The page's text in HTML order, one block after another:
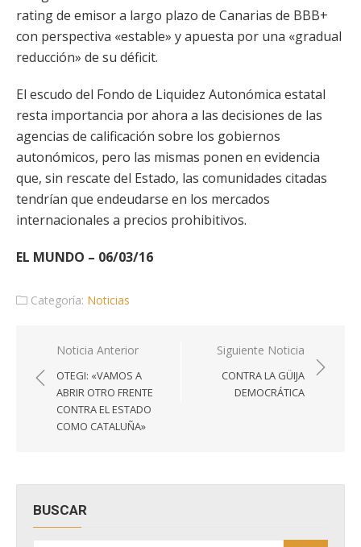
rating de emisor a largo plazo de Canarias de BBB+
con perspectiva «estable» y apuesta por una «gradual
reducción» de su déficit.
El escudo del Fondo de Liquidez Autonómica estatal
resta importancia por ahora a las decisiones de las
agencias de calificación sobre los gobiernos
autonómicos, pero las mismas ponen en evidencia
que, sin rescate del Estado, las comunidades citadas
tendrían que endeudarse en los mercados
internacionales a precios prohibitivos.
EL MUNDO – 06/03/16
Categoría: Noticias
Navegación
de
entradas
Noticia Anterior
OTEGI: «VAMOS A
ABRIR OTRO FRENTE
CONTRA EL ESTADO
COMO CATALUÑA»
Siguiente Noticia
CONTRA LA GÜIJA
DEMOCRÁTICA
BUSCAR